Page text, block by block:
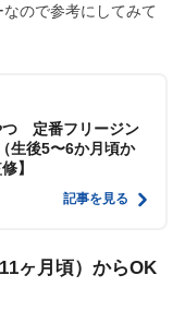
ので参考にしてみて
つ 定番フリージン
生後5〜6か月頃か
】
記事を見る
ヶ月頃）からOK